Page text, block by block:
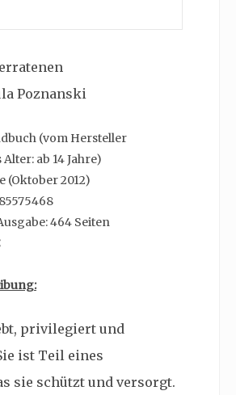
Poznanski
(vom Hersteller
ab 14 Jahre)
(Oktober 2012)
464 Seiten
privilegiert und
ist Teil eines
sie schützt und versorgt.